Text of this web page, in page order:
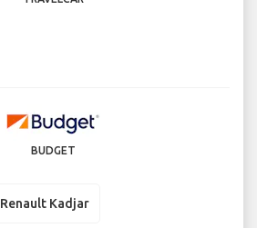
BUDGET
Renault Kadjar